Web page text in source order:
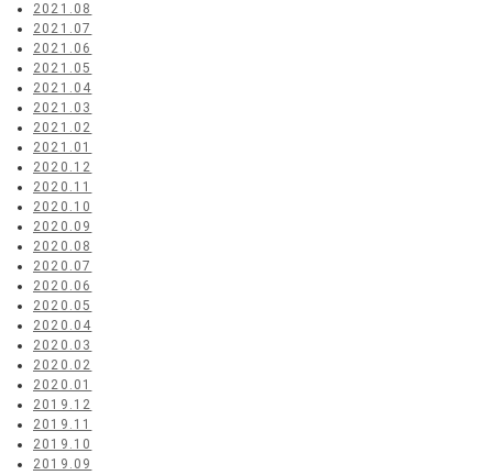
2021.08
2021.07
2021.06
2021.05
2021.04
2021.03
2021.02
2021.01
2020.12
2020.11
2020.10
2020.09
2020.08
2020.07
2020.06
2020.05
2020.04
2020.03
2020.02
2020.01
2019.12
2019.11
2019.10
2019.09